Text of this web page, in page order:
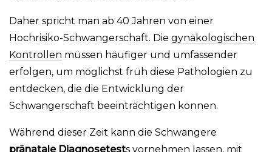
Daher spricht man ab 40 Jahren von einer
Hochrisiko-Schwangerschaft. Die gynäkologischen
Kontrollen müssen häufiger und umfassender
erfolgen, um möglichst früh diese Pathologien zu
entdecken, die die Entwicklung der
Schwangerschaft beeinträchtigen können.
Während dieser Zeit kann die Schwangere
pränatale Diagnosetests vornehmen lassen, mit